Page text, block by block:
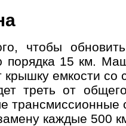
чтобы
порядка 15 км.
крышку емкости
треть от
каждые 500